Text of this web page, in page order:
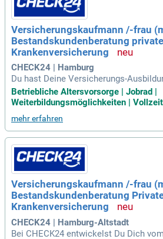
Versicherungskaufmann /-frau
Bestandskundenberatung private
Krankenversicherung
CHECK24 | Hamburg
Du hast Deine Versicherungs-
Kaufmann/-frau für Versicherungen
ungskaufmann/-frau oder
mmeln? Perfekt!
Betriebliche Altersvorsorge | Jobrad |
Weiterbildungsmöglichkeiten | Vollzeit
mehr erfahren
Versicherungskaufmann /-frau
Bestandskundenberatung
Krankenversicherung
CHECK24 | Hamburg-Altstadt
Bei CHECK24 entwickelst Du Dich